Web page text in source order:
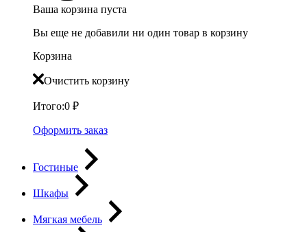
Ваша корзина пуста
Вы еще не добавили ни один товар в корзину
Корзина
Очистить корзину
Итого:0 ₽
Оформить заказ
Гостиные
Шкафы
Мягкая мебель